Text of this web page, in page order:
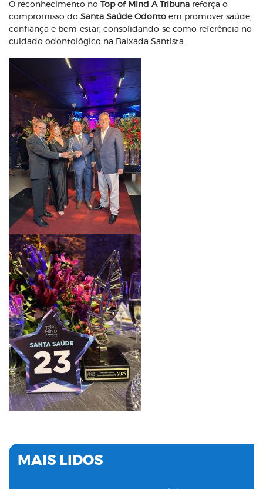
O reconhecimento no Top of Mind A Tribuna reforça o
compromisso do Santa Saúde Odonto em promover saúde,
confiança e bem-estar, consolidando-se como referência no
cuidado odontológico na Baixada Santista.
MAIS LIDOS